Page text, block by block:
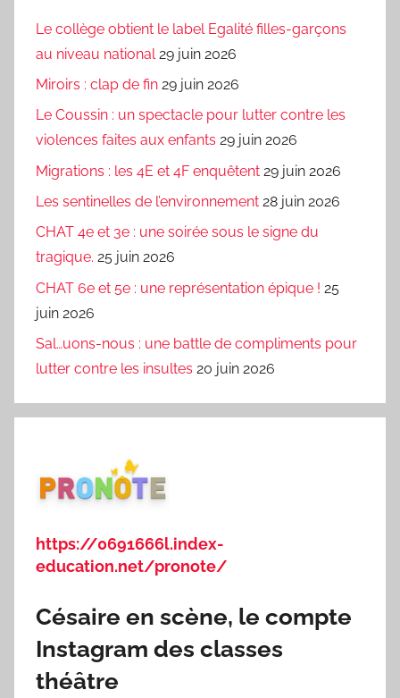
Le collège obtient le label Egalité filles-garçons
au niveau national 29 juin 2026
Miroirs : clap de fin 29 juin 2026
Le Coussin : un spectacle pour lutter contre les
violences faites aux enfants 29 juin 2026
Migrations : les 4E et 4F enquêtent 29 juin 2026
Les sentinelles de l’environnement 28 juin 2026
CHAT 4e et 3e : une soirée sous le signe du
tragique. 25 juin 2026
CHAT 6e et 5e : une représentation épique ! 25
juin 2026
Sal…uons-nous : une battle de compliments pour
lutter contre les insultes 20 juin 2026
https://0691666l.index-
education.net/pronote/
Césaire en scène, le compte
Instagram des classes
théâtre